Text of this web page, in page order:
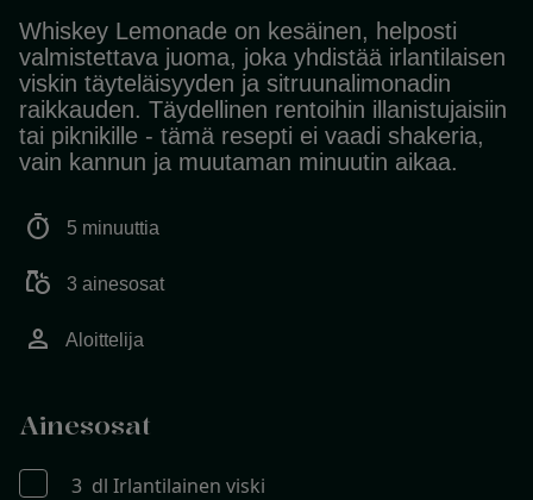
Whiskey Lemonade on kesäinen, helposti
valmistettava juoma, joka yhdistää irlantilaisen
viskin täyteläisyyden ja sitruunalimonadin
raikkauden. Täydellinen rentoihin illanistujaisiin
tai piknikille - tämä resepti ei vaadi shakeria,
vain kannun ja muutaman minuutin aikaa.
timer 5 minuuttia
grocery 3 ainesosat
person Aloittelija
Ainesosat
3 dl Irlantilainen viski